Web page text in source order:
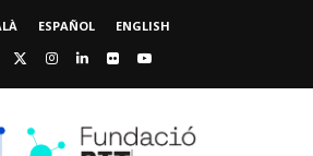
ESPAÑOL ENGLISH